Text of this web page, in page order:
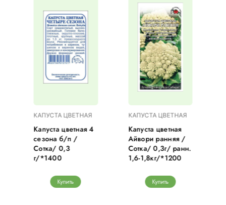
КАПУСТА ЦВЕТНАЯ
Капуста цветная 4
сезона б/п /
Сотка/ 0,3
г/*1400
Купить
КАПУСТА ЦВЕТНАЯ
Капуста цветная
Айвори ранняя /
Сотка/ 0,3г/ ранн.
1,6-1,8кг/*1200
Купить